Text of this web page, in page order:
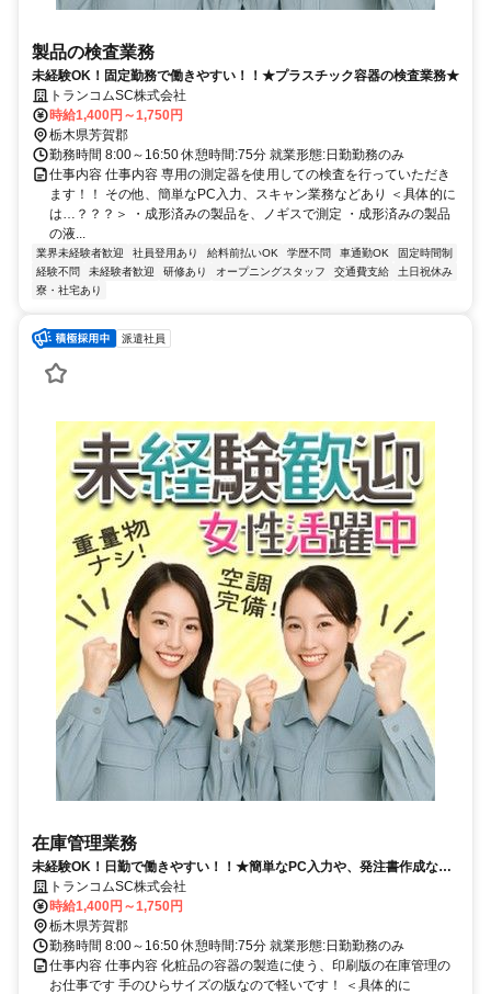
製品の検査業務
未経験OK！固定勤務で働きやすい！！★プラスチック容器の検査業務★
トランコムSC株式会社
時給1,400円～1,750円
栃木県芳賀郡
勤務時間 8:00～16:50 休憩時間:75分 就業形態:日勤勤務のみ
仕事内容 仕事内容 専用の測定器を使用しての検査を行っていただき
ます！！ その他、簡単なPC入力、スキャン業務などあり ＜具体的に
は…？？？＞ ・成形済みの製品を、ノギスで測定 ・成形済みの製品
の液...
業界未経験者歓迎 社員登用あり 給料前払いOK 学歴不問 車通勤OK
固定時間制
経験不問
未経験者歓迎 研修あり オープニングスタッフ 交通費支給
土日祝休み
寮・社宅あり
派遣社員
在庫管理業務
未経験OK！日勤で働きやすい！！★簡単なPC入力や、発注書作成など
★ トランコムSC株式会社
時給1,400円～1,750円
栃木県芳賀郡
勤務時間 8:00～16:50 休憩時間:75分 就業形態:日勤勤務のみ
仕事内容 仕事内容 化粧品の容器の製造に使う、印刷版の在庫管理の
お仕事です 手のひらサイズの版なので軽いです！ ＜具体的に